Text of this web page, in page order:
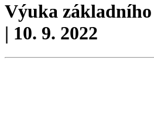
Výuka
| 10. 9. 2022